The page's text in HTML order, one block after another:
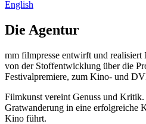
English
Die Agentur
mm filmpresse entwirft und
von der Stoffentwicklung über die
Festivalpremiere, zum Kino- und
Filmkunst vereint Genuss und Kritik.
Gratwanderung in eine erfolgreiche
Kino führt.